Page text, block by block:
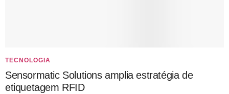
TECNOLOGIA
Sensormatic Solutions amplia estratégia de
etiquetagem RFID